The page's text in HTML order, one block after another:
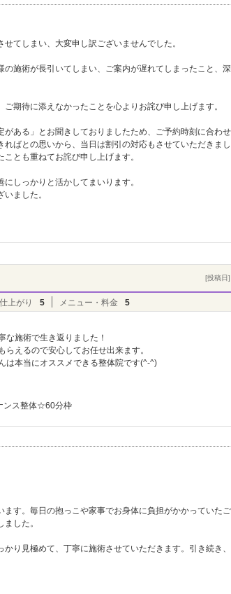
てしまい、大変申し訳ございませんでした。
施術が長引いてしまい、ご案内が遅れてしまったこと、
期待に添えなかったことを心よりお詫び申し上げます。
ある」とお聞きしておりましたため、ご予約時刻に合わ
ばとの思いから、当日は割引の対応もさせていただきまし
とも重ねてお詫び申し上げます。
しっかりと活かしてまいります。
ました。
[投稿日
上がり 5 メニュー・料金 5
な施術で生き返りました！
えるので安心してお任せ出来ます。
は本当にオススメできる整体院です(^-^)
ンス整体☆60分枠
す。毎日の抱っこや家事でお身体に負担がかかっていた
した。
り見極めて、丁寧に施術させていただきます。引き続き